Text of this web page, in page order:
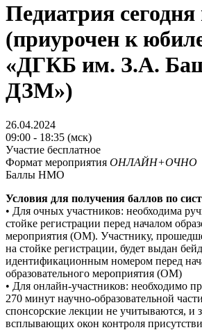
Педиатрия сегодня
(приурочен к
«ДГКБ им. З.А.
ДЗМ»)
26.04.2024
09:00 - 18:35 (мск)
Участие бесплатное
Формат мероприятия ОНЛАЙН+ОЧНО
Баллы НМО
Условия для получения баллов по
• Для очных участников: необходима
стойке регистрации перед началом
мероприятия (ОМ). Участнику,
на стойке регистрации, будет выдан
идентификационным номером перед
образовательного мероприятия (ОМ)
• Для онлайн-участников: необходимо
270 минут научно-образовательной
спонсорские лекции не учитываются, и
всплывающих окон контроля